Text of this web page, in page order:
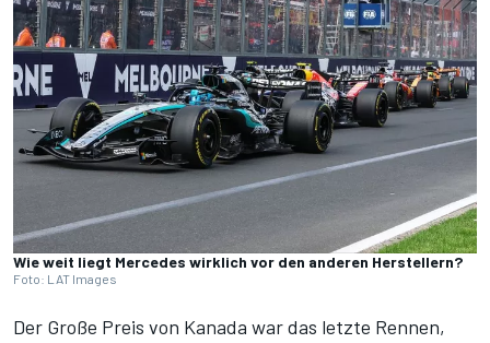
Wie weit liegt Mercedes wirklich vor den anderen Herstellern?
Foto: LAT Images
Der Große Preis von Kanada war das letzte Rennen,